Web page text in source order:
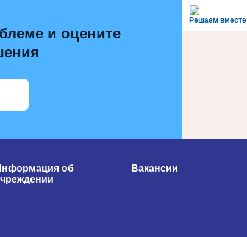
Решаем вместе
и оцените
об
Вакансии